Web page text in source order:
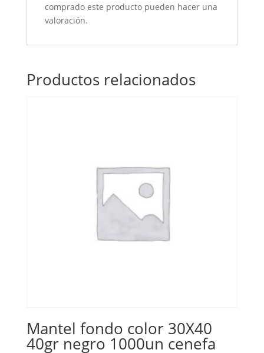
comprado este producto pueden hacer una
valoración.
Productos relacionados
Mantel fondo color 30X40
40gr negro 1000un cenefa